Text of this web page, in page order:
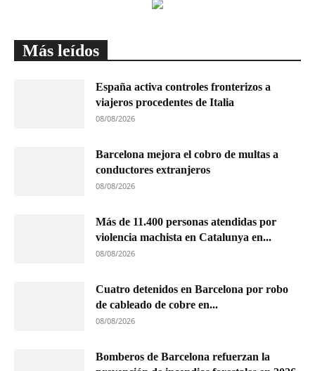
Más leídos
España activa controles fronterizos a
viajeros procedentes de Italia
08/08/2026
Barcelona mejora el cobro de multas a
conductores extranjeros
08/08/2026
Más de 11.400 personas atendidas por
violencia machista en Catalunya en...
08/08/2026
Cuatro detenidos en Barcelona por robo
de cableado de cobre en...
08/08/2026
Bomberos de Barcelona refuerzan la